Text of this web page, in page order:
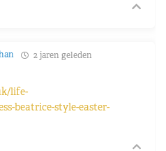
2 jaren geleden
life-
beatrice-style-easter-